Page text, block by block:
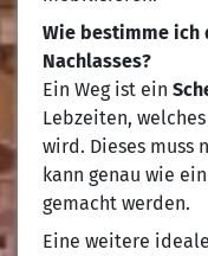
Wie bestimme ich
Nachlasses?
Ein Weg ist ein
Lebzeiten,
wird. Dieses muss
kann genau wie
gemacht werden.
Eine weitere